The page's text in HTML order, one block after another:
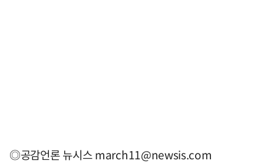
◎공감언론 뉴시스march11@newsis.com